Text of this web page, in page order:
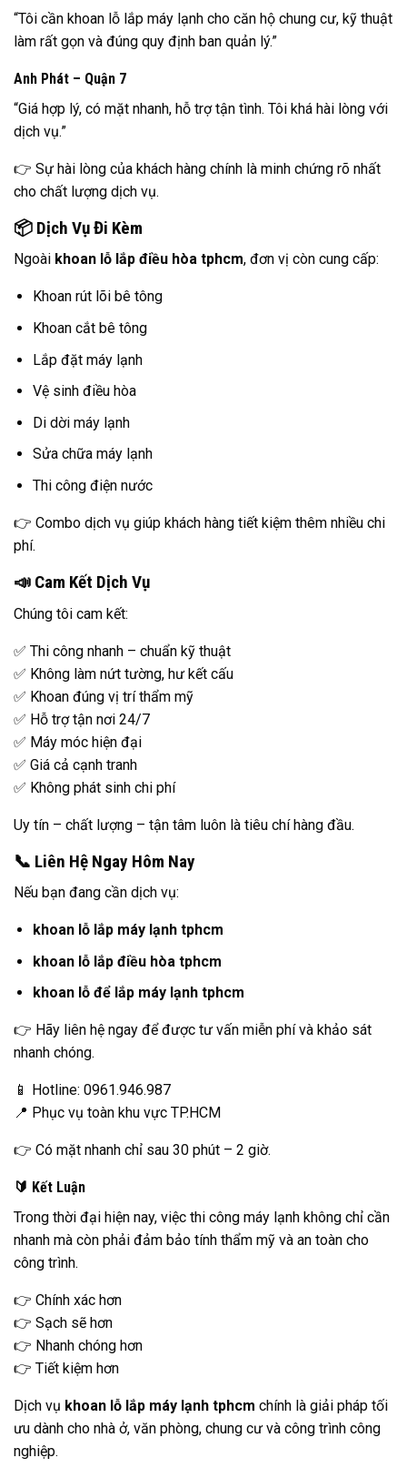
“Tôi cần khoan lỗ lắp máy lạnh cho căn hộ chung cư, kỹ thuật
làm rất gọn và đúng quy định ban quản lý.”
Anh Phát – Quận 7
“Giá hợp lý, có mặt nhanh, hỗ trợ tận tình. Tôi khá hài lòng với
dịch vụ.”
👉 Sự hài lòng của khách hàng chính là minh chứng rõ nhất
cho chất lượng dịch vụ.
📦 Dịch Vụ Đi Kèm
Ngoài khoan lỗ lắp điều hòa tphcm, đơn vị còn cung cấp:
Khoan rút lõi bê tông
Khoan cắt bê tông
Lắp đặt máy lạnh
Vệ sinh điều hòa
Di dời máy lạnh
Sửa chữa máy lạnh
Thi công điện nước
👉 Combo dịch vụ giúp khách hàng tiết kiệm thêm nhiều chi
phí.
📣 Cam Kết Dịch Vụ
Chúng tôi cam kết:
✅ Thi công nhanh – chuẩn kỹ thuật
✅ Không làm nứt tường, hư kết cấu
✅ Khoan đúng vị trí thẩm mỹ
✅ Hỗ trợ tận nơi 24/7
✅ Máy móc hiện đại
✅ Giá cả cạnh tranh
✅ Không phát sinh chi phí
Uy tín – chất lượng – tận tâm luôn là tiêu chí hàng đầu.
📞 Liên Hệ Ngay Hôm Nay
Nếu bạn đang cần dịch vụ:
khoan lỗ lắp máy lạnh tphcm
khoan lỗ lắp điều hòa tphcm
khoan lỗ để lắp máy lạnh tphcm
👉 Hãy liên hệ ngay để được tư vấn miễn phí và khảo sát
nhanh chóng.
📱 Hotline: 0961.946.987
📍 Phục vụ toàn khu vực TP.HCM
👉 Có mặt nhanh chỉ sau 30 phút – 2 giờ.
🔰 Kết Luận
Trong thời đại hiện nay, việc thi công máy lạnh không chỉ cần
nhanh mà còn phải đảm bảo tính thẩm mỹ và an toàn cho
công trình.
👉 Chính xác hơn
👉 Sạch sẽ hơn
👉 Nhanh chóng hơn
👉 Tiết kiệm hơn
Dịch vụ khoan lỗ lắp máy lạnh tphcm chính là giải pháp tối
ưu dành cho nhà ở, văn phòng, chung cư và công trình công
nghiệp.